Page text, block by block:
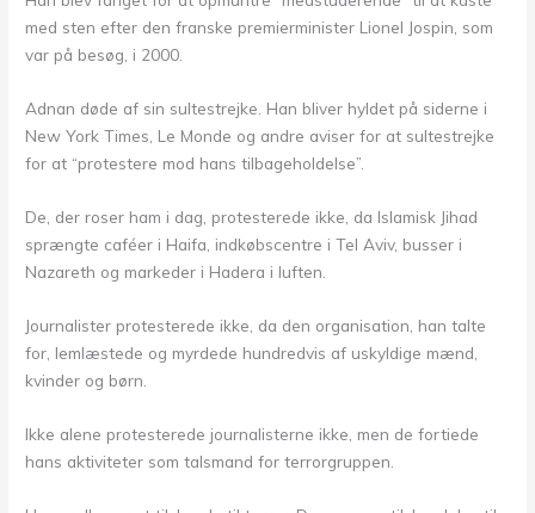
med sten efter den franske premierminister Lionel Jospin, som
var på besøg, i 2000.
Adnan døde af sin sultestrejke. Han bliver hyldet på siderne i
New York Times, Le Monde og andre aviser for at sultestrejke
for at “protestere mod hans tilbageholdelse”.
De, der roser ham i dag, protesterede ikke, da Islamisk Jihad
sprængte caféer i Haifa, indkøbscentre i Tel Aviv, busser i
Nazareth og markeder i Hadera i luften.
Journalister protesterede ikke, da den organisation, han talte
for, lemlæstede og myrdede hundredvis af uskyldige mænd,
kvinder og børn.
Ikke alene protesterede journalisterne ikke, men de fortiede
hans aktiviteter som talsmand for terrorgruppen.